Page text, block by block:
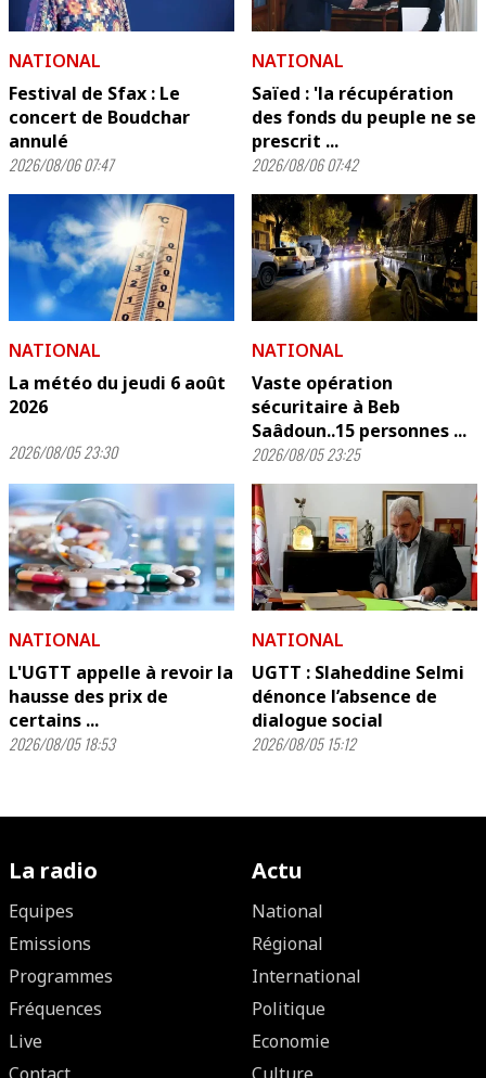
NATIONAL
Festival de Sfax : Le
concert de Boudchar
annulé
2026/08/06 07:47
NATIONAL
Saïed : 'la récupération
des fonds du peuple ne se
prescrit ...
2026/08/06 07:42
NATIONAL
La météo du jeudi 6 août
2026
2026/08/05 23:30
NATIONAL
Vaste opération
sécuritaire à Beb
Saâdoun..15 personnes ...
2026/08/05 23:25
NATIONAL
L'UGTT appelle à revoir la
hausse des prix de
certains ...
2026/08/05 18:53
NATIONAL
UGTT : Slaheddine Selmi
dénonce l’absence de
dialogue social
2026/08/05 15:12
La radio
Equipes
Emissions
Programmes
Fréquences
Live
Actu
National
Régional
International
Politique
Economie